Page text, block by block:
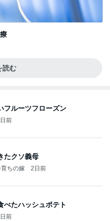
読む
フルーツフローズン
前
たクソ義母
ちの嫁 2日前
べたハッシュポテト
前